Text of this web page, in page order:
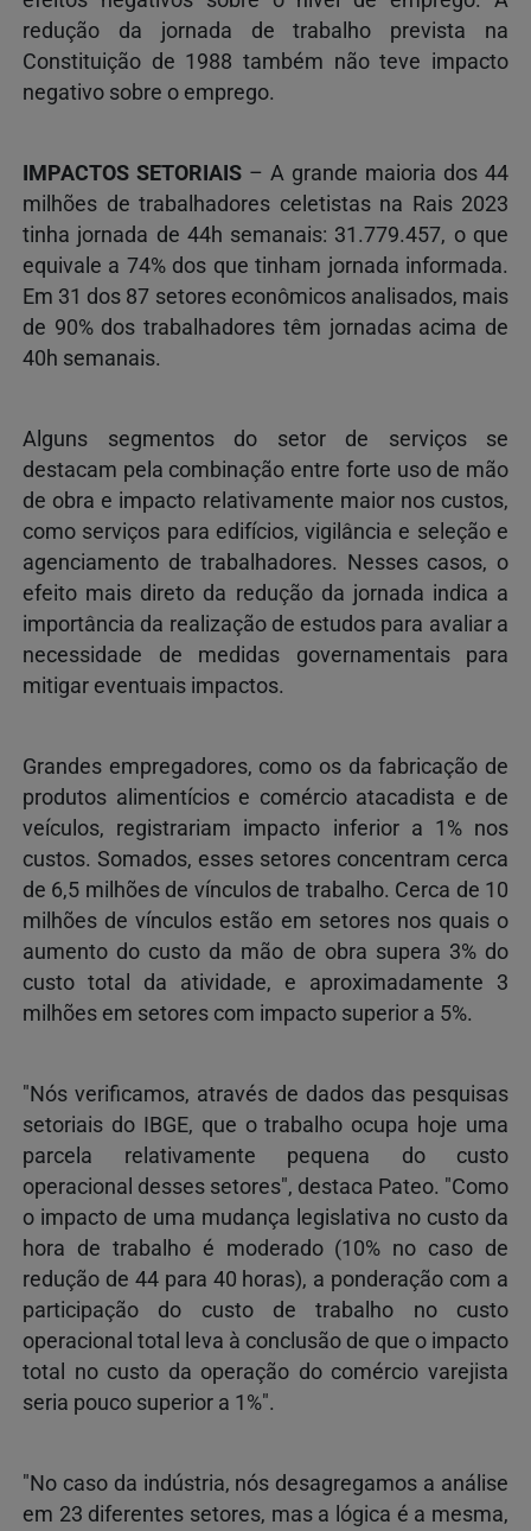
redução da jornada de trabalho prevista na
Constituição de 1988 também não teve impacto
negativo sobre o emprego.
IMPACTOS SETORIAIS – A grande maioria dos 44
milhões de trabalhadores celetistas na Rais 2023
tinha jornada de 44h semanais: 31.779.457, o que
equivale a 74% dos que tinham jornada informada.
Em 31 dos 87 setores econômicos analisados, mais
de 90% dos trabalhadores têm jornadas acima de
40h semanais.
Alguns segmentos do setor de serviços se
destacam pela combinação entre forte uso de mão
de obra e impacto relativamente maior nos custos,
como serviços para edifícios, vigilância e seleção e
agenciamento de trabalhadores. Nesses casos, o
efeito mais direto da redução da jornada indica a
importância da realização de estudos para avaliar a
necessidade de medidas governamentais para
mitigar eventuais impactos.
Grandes empregadores, como os da fabricação de
produtos alimentícios e comércio atacadista e de
veículos, registrariam impacto inferior a 1% nos
custos. Somados, esses setores concentram cerca
de 6,5 milhões de vínculos de trabalho. Cerca de 10
milhões de vínculos estão em setores nos quais o
aumento do custo da mão de obra supera 3% do
custo total da atividade, e aproximadamente 3
milhões em setores com impacto superior a 5%.
"Nós verificamos, através de dados das pesquisas
setoriais do IBGE, que o trabalho ocupa hoje uma
parcela relativamente pequena do custo
operacional desses setores", destaca Pateo. "Como
o impacto de uma mudança legislativa no custo da
hora de trabalho é moderado (10% no caso de
redução de 44 para 40 horas), a ponderação com a
participação do custo de trabalho no custo
operacional total leva à conclusão de que o impacto
total no custo da operação do comércio varejista
seria pouco superior a 1%".
"No caso da indústria, nós desagregamos a análise
em 23 diferentes setores, mas a lógica é a mesma,